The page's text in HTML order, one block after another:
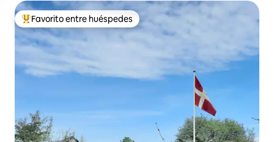
Favorito entre huéspedes preferido
Favorito entre huéspedes